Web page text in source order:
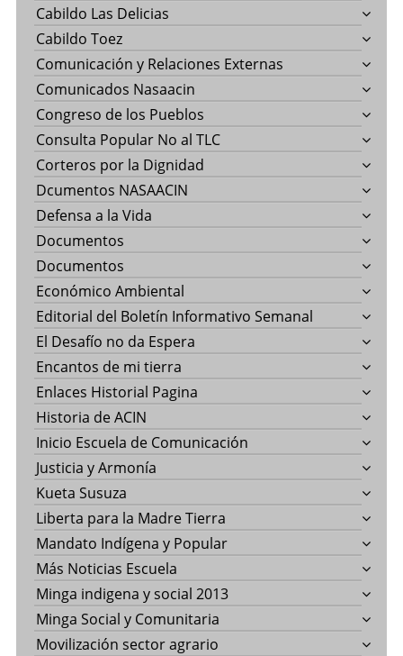
Cabildo Las Delicias
Cabildo Toez
Comunicación y Relaciones Externas
Comunicados Nasaacin
Congreso de los Pueblos
Consulta Popular No al TLC
Corteros por la Dignidad
Dcumentos NASAACIN
Defensa a la Vida
Documentos
Documentos
Económico Ambiental
Editorial del Boletín Informativo Semanal
El Desafío no da Espera
Encantos de mi tierra
Enlaces Historial Pagina
Historia de ACIN
Inicio Escuela de Comunicación
Justicia y Armonía
Kueta Susuza
Liberta para la Madre Tierra
Mandato Indígena y Popular
Más Noticias Escuela
Minga indigena y social 2013
Minga Social y Comunitaria
Movilización sector agrario